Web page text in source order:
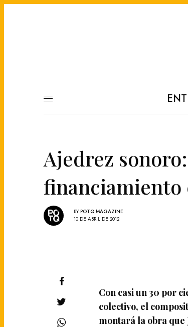
Ajedrez
financiamiento
BY POTQ MAGAZINE
10 DE ABRIL DE 2012
Con casi un 30 por
colectivo, el
montará la obra